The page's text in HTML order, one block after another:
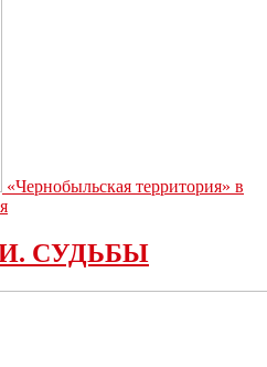
«Чернобыльская территория» в
СУДЬБЫ